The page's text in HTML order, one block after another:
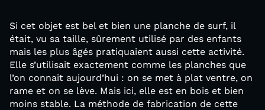
Si cet objet est bel et bien une planche de surf, il
était, vu sa taille, sûrement utilisé par des enfants
mais les plus âgés pratiquaient aussi cette activité.
Elle s’utilisait exactement comme les planches que
l’on connait aujourd’hui : on se met à plat ventre, on
rame et on se lève. Mais ici, elle est en bois et bien
moins stable. La méthode de fabrication de cette